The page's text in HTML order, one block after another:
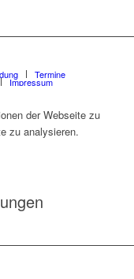
Termine
Impressum
der Webseite zu
zu analysieren.